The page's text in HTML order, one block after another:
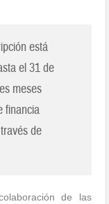
está
el 31 de
meses
financia
de
de las